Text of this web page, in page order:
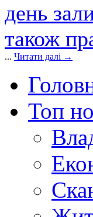
день
також
... Читати далі →
Топ